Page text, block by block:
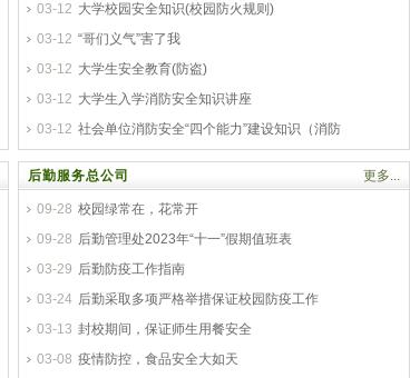
03-12 大学校园安全知识(校园防火规则)
03-12 “哥们义气”害了我
03-12 大学生安全教育(防盗)
03-12 大学生入学消防安全知识讲座
03-12 社会单位消防安全“四个能力”建设知识（消防
后勤服务总公司 更多...
09-28 校园绿常在，花常开
09-28 后勤管理处2023年“十一”假期值班表
03-29 后勤防疫工作指南
03-24 后勤采取多项严格举措保证校园防疫工作
03-13 封校期间，保证师生用餐安全
03-08 疫情防控，食品安全大如天